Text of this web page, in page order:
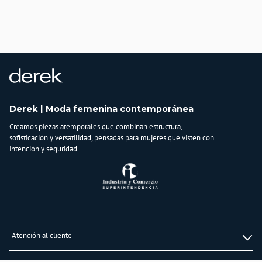
Lavar en máquina, no usar blanqueadores, planchar a temperatura media,
Composición:
92% Poliester
8% Spandex
Derek | Moda femenina contemporánea
Creamos piezas atemporales que combinan estructura,
sofisticación y versatilidad, pensadas para mujeres que visten con
intención y seguridad.
Atención al cliente